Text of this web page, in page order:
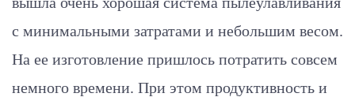
с минимальными затратами и небольшим весом.
На ее изготовление пришлось потратить совсем
немного времени. При этом продуктивность и